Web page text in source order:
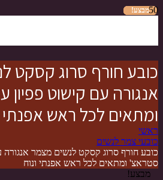
כובע חורף סרוג קסקט
אנגורה עם קישוט פפיון
ומתאים לכל ראש אפנתי
ראשי
כובעי צמר לנשים
כובע חורף סרוג קסקט לנשים מצמר אנגורה
סטראצ' ומתאים לכל ראש אפנתי ונוח
מבצע!
מבצע!
מבצע!
מבצע!
מבצע!
מבצע!
מבצע!
מבצע!